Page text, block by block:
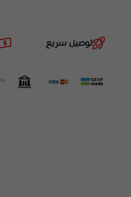
توصيل سريع